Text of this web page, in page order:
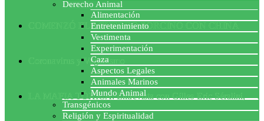
COMENZÓ EL ACUERDO PORCINO CON CHINA
Coronavirus y Veganismo
LA MAFIA TÓXICA: Entrevista con Gilles-Eric Séralini,
Derecho Animal
Alimentación
Entretenimiento
Vestimenta
Experimentación
Caza
Aspectos Legales
Animales Marinos
Mundo Animal
Transgénicos
Religión y Espiritualidad